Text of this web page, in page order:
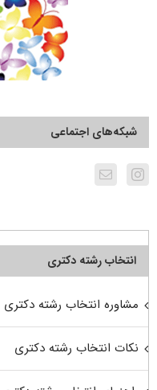
شبکه‌های اجتماعی
انتخاب رشته دکتری
مشاوره انتخاب رشته دکتری
نکات انتخاب رشته دکتری